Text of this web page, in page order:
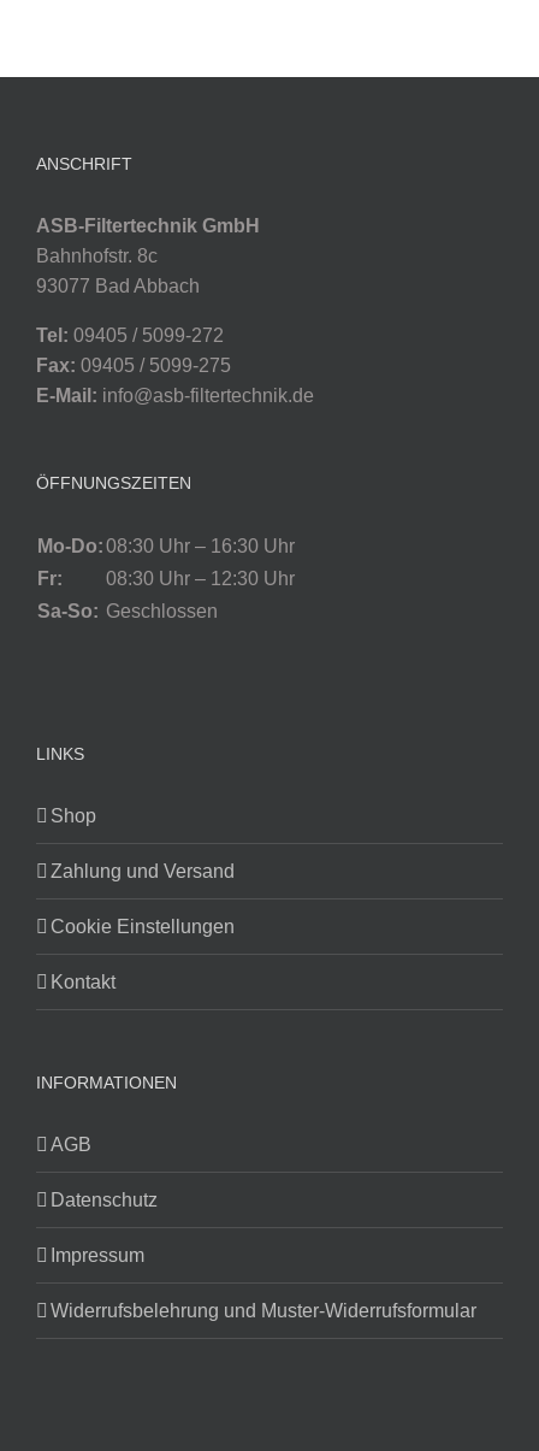
ANSCHRIFT
ASB-Filtertechnik GmbH
Bahnhofstr. 8c
93077 Bad Abbach
Tel: 09405 / 5099-272
Fax: 09405 / 5099-275
E-Mail: info@asb-filtertechnik.de
ÖFFNUNGSZEITEN
Mo-Do:08:30 Uhr – 16:30 Uhr
Fr:
08:30 Uhr – 12:30 Uhr
Sa-So: Geschlossen
LINKS
Shop
Zahlung und Versand
Cookie Einstellungen
Kontakt
INFORMATIONEN
AGB
Datenschutz
Impressum
Widerrufsbelehrung und Muster-Widerrufsformular